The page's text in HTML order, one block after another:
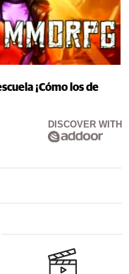
¡Cómo los de
DISCOVER WITH